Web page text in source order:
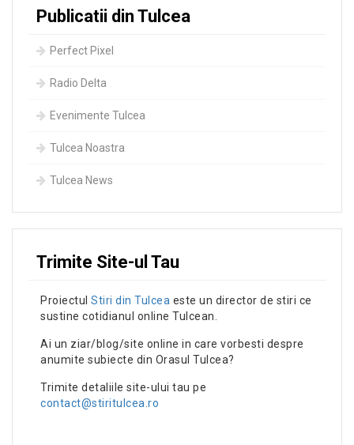
Publicatii din Tulcea
Perfect Pixel
Radio Delta
Evenimente Tulcea
Tulcea Noastra
Tulcea News
Trimite Site-ul Tau
Proiectul Stiri din Tulcea este un director de stiri ce
sustine cotidianul online Tulcean.
Ai un ziar/blog/site online in care vorbesti despre
anumite subiecte din Orasul Tulcea?
Trimite detaliile site-ului tau pe
contact@stiritulcea.ro